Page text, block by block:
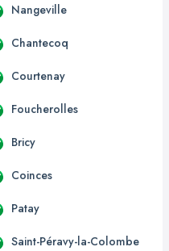
Nangeville
Chantecoq
Courtenay
Foucherolles
Bricy
Coinces
Patay
Saint-Péravy-la-Colombe